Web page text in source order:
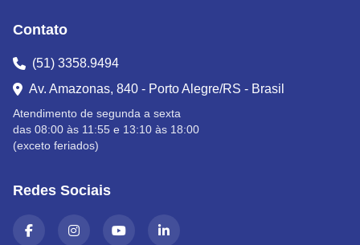
Contato
(51) 3358.9494
Av. Amazonas, 840 - Porto Alegre/RS - Brasil
Atendimento de segunda a sexta
das 08:00 às 11:55 e 13:10 às 18:00
(exceto feriados)
Redes Sociais